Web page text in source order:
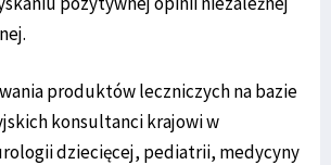
produktów leczniczych na bazie
konsultanci krajowi w
dziecięcej, pediatrii, medycyny